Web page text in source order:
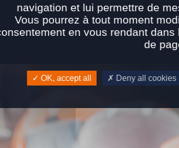
navigation et lui permettre de
Vous pourrez à tout moment
en vous rendant
de
OK, accept all Deny all cookies